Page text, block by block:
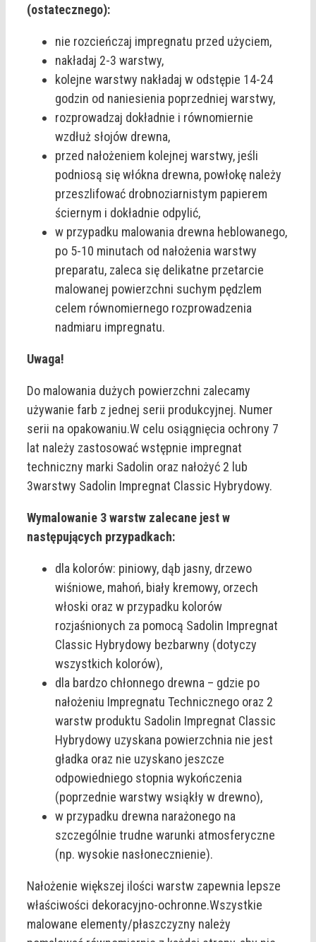
(ostatecznego):
nie rozcieńczaj impregnatu przed użyciem,
nakładaj 2-3 warstwy,
kolejne warstwy nakładaj w odstępie 14-24
godzin od naniesienia poprzedniej warstwy,
rozprowadzaj dokładnie i równomiernie
wzdłuż słojów drewna,
przed nałożeniem kolejnej warstwy, jeśli
podniosą się włókna drewna, powłokę należy
przeszlifować drobnoziarnistym papierem
ściernym i dokładnie odpylić,
w przypadku malowania drewna heblowanego,
po 5-10 minutach od nałożenia warstwy
preparatu, zaleca się delikatne przetarcie
malowanej powierzchni suchym pędzlem
celem równomiernego rozprowadzenia
nadmiaru impregnatu.
Uwaga!
Do malowania dużych powierzchni zalecamy
używanie farb z jednej serii produkcyjnej. Numer
serii na opakowaniu.W celu osiągnięcia ochrony 7
lat należy zastosować wstępnie impregnat
techniczny marki Sadolin oraz nałożyć 2 lub
3warstwy Sadolin Impregnat Classic Hybrydowy.
Wymalowanie 3 warstw zalecane jest w
następujących przypadkach:
dla kolorów: piniowy, dąb jasny, drzewo
wiśniowe, mahoń, biały kremowy, orzech
włoski oraz w przypadku kolorów
rozjaśnionych za pomocą Sadolin Impregnat
Classic Hybrydowy bezbarwny (dotyczy
wszystkich kolorów),
dla bardzo chłonnego drewna – gdzie po
nałożeniu Impregnatu Technicznego oraz 2
warstw produktu Sadolin Impregnat Classic
Hybrydowy uzyskana powierzchnia nie jest
gładka oraz nie uzyskano jeszcze
odpowiedniego stopnia wykończenia
(poprzednie warstwy wsiąkły w drewno),
w przypadku drewna narażonego na
szczególnie trudne warunki atmosferyczne
(np. wysokie nasłonecznienie).
Nałożenie większej ilości warstw zapewnia lepsze
właściwości dekoracyjno-ochronne.Wszystkie
malowane elementy/płaszczyzny należy